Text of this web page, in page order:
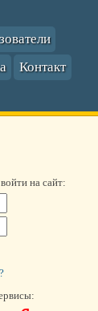
Контакт
на сайт: